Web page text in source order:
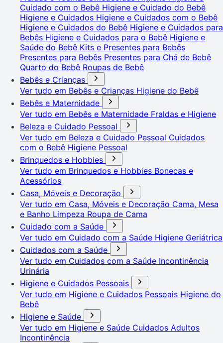
Cuidado com o Bebê Higiene e Cuidado do Bebê
Higiene e Cuidados Higiene e Cuidados com o Bebê
Higiene e Cuidados do Bebê Higiene e Cuidados para
Bebês Higiene e Cuidados para o Bebê Higiene e
Saúde do Bebê Kits e Presentes para Bebês
Presentes para Bebês Presentes para Chá de Bebê
Quarto do Bebê Roupas de Bebê
Bebês e Crianças
Ver tudo em Bebês e Crianças Higiene do Bebê
Bebês e Maternidade
Ver tudo em Bebês e Maternidade Fraldas e Higiene
Beleza e Cuidado Pessoal
Ver tudo em Beleza e Cuidado Pessoal Cuidados
com o Bebê Higiene Pessoal
Brinquedos e Hobbies
Ver tudo em Brinquedos e Hobbies Bonecas e
Acessórios
Casa, Móveis e Decoração
Ver tudo em Casa, Móveis e Decoração Cama, Mesa
e Banho Limpeza Roupa de Cama
Cuidado com a Saúde
Ver tudo em Cuidado com a Saúde Higiene Geriátrica
Cuidados com a Saúde
Ver tudo em Cuidados com a Saúde Incontinência
Urinária
Higiene e Cuidados Pessoais
Ver tudo em Higiene e Cuidados Pessoais Higiene do
Bebê
Higiene e Saúde
Ver tudo em Higiene e Saúde Cuidados Adultos
Incontinência